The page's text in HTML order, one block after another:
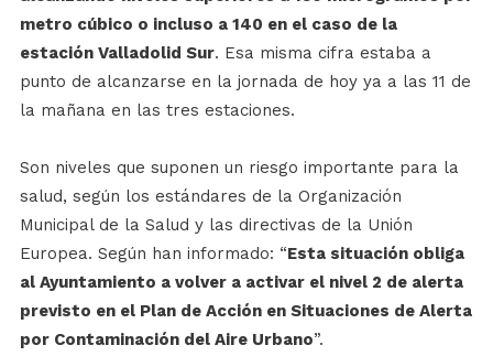
metro cúbico o incluso a 140 en el caso de la
estación Valladolid Sur. Esa misma cifra estaba a
punto de alcanzarse en la jornada de hoy ya a las 11 de
la mañana en las tres estaciones.
Son niveles que suponen un riesgo importante para la
salud, según los estándares de la Organización
Municipal de la Salud y las directivas de la Unión
Europea. Según han informado: “Esta situación obliga
al Ayuntamiento a volver a activar el nivel 2 de alerta
previsto en el Plan de Acción en Situaciones de Alerta
por Contaminación del Aire Urbano”.